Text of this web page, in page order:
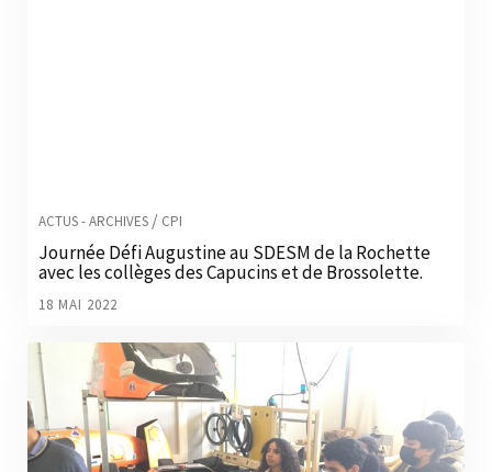
ACTUS - ARCHIVES / CPI
Journée Défi Augustine au SDESM de la Rochette
avec les collèges des Capucins et de Brossolette.
18 MAI 2022